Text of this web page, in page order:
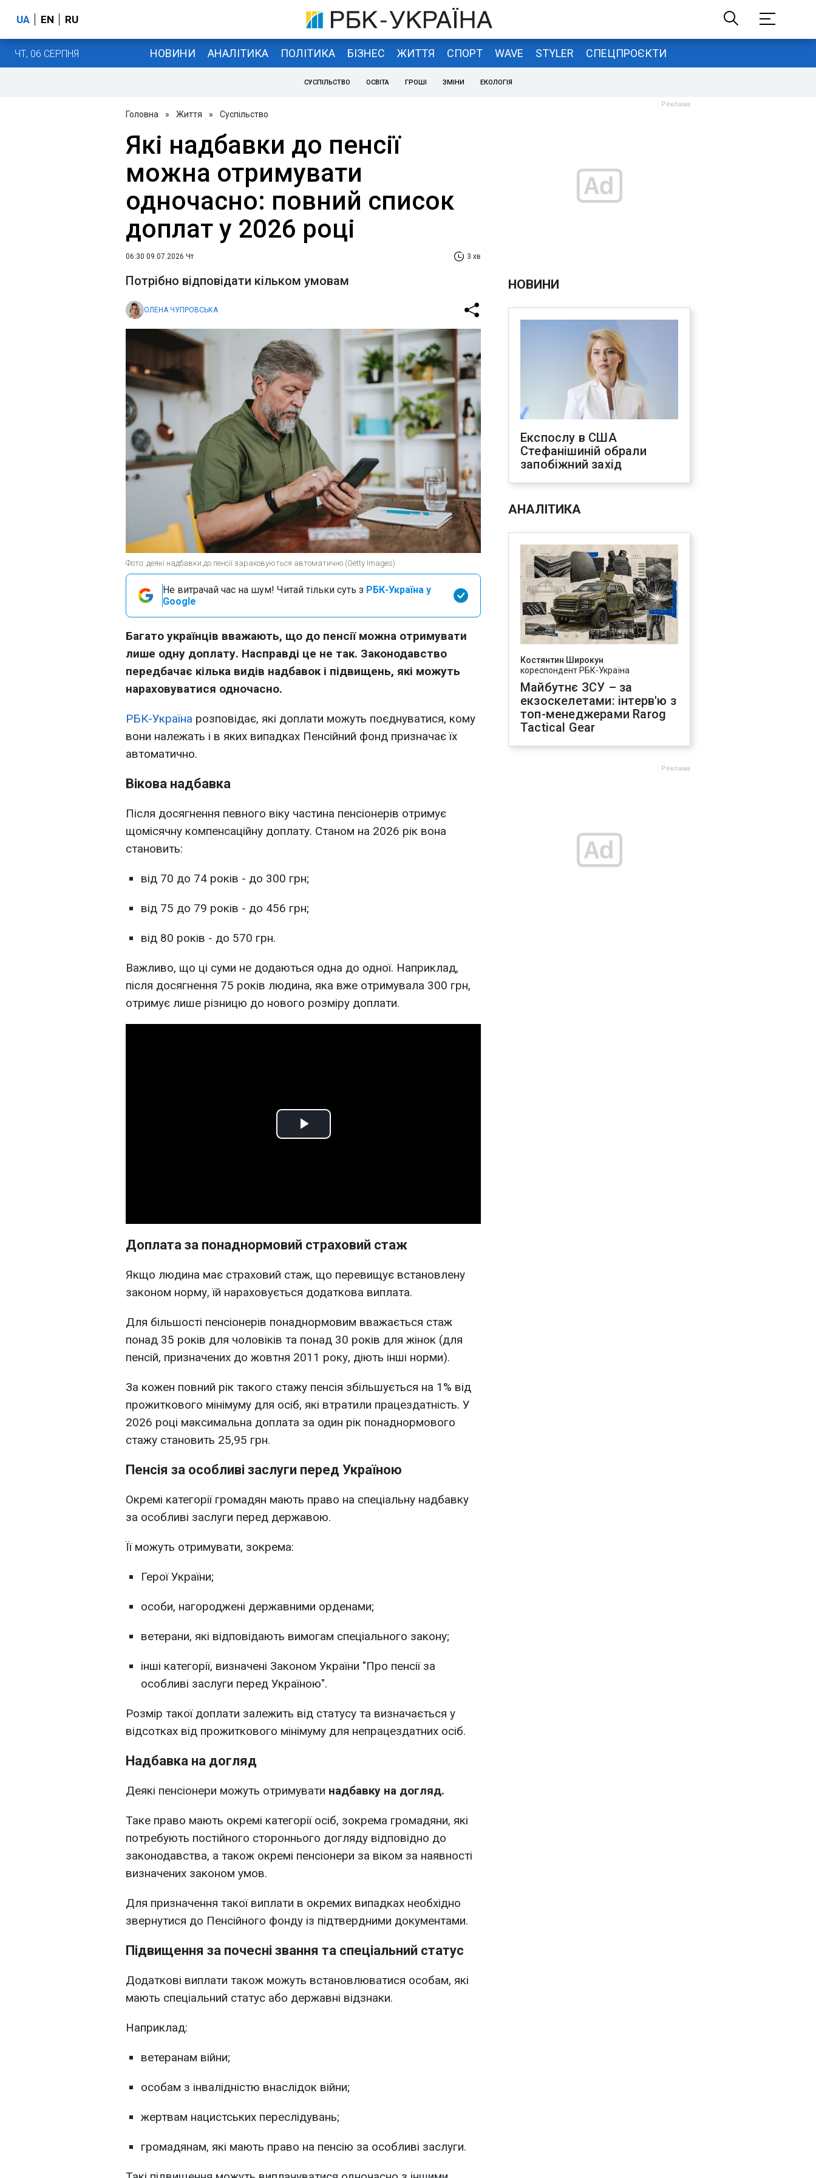
UA EN RU
ЧТ, 06 СЕРПНЯ НОВИНИ АНАЛІТИКА ПОЛІТИКА БІЗНЕС ЖИТТЯ СПОРТ WAVE STYLER СПЕЦПРОЄКТИ
СУСПІЛЬСТВО ОСВІТА ГРОШІ ЗМІНИ ЕКОЛОГІЯ
Головна » Життя » Суспільство
Які надбавки до пенсії
можна отримувати
одночасно: повний список
доплат у 2026 році
06:30 09.07.2026 Чт 3 хв
Потрібно відповідати кільком умовам
ОЛЕНА ЧУПРОВСЬКА
Фото: деякі надбавки до пенсії зараховуються автоматично (Getty Images)
Не витрачай час на шум! Читай тільки суть з РБК-Україна у
Google
Багато українців вважають, що до пенсії можна отримувати
лише одну доплату. Насправді це не так. Законодавство
передбачає кілька видів надбавок і підвищень, які можуть
нараховуватися одночасно.
РБК-Україна розповідає, які доплати можуть поєднуватися, кому
вони належать і в яких випадках Пенсійний фонд призначає їх
автоматично.
Вікова надбавка
Після досягнення певного віку частина пенсіонерів отримує
щомісячну компенсаційну доплату. Станом на 2026 рік вона
становить:
від 70 до 74 років - до 300 грн;
від 75 до 79 років - до 456 грн;
від 80 років - до 570 грн.
Важливо, що ці суми не додаються одна до одної. Наприклад,
після досягнення 75 років людина, яка вже отримувала 300 грн,
отримує лише різницю до нового розміру доплати.
Play
Доплата за понаднормовий страховий стаж
Якщо людина має страховий стаж, що перевищує встановлену
законом норму, їй нараховується додаткова виплата.
Для більшості пенсіонерів понаднормовим вважається стаж
понад 35 років для чоловіків та понад 30 років для жінок (для
пенсій, призначених до жовтня 2011 року, діють інші норми).
За кожен повний рік такого стажу пенсія збільшується на 1% від
прожиткового мінімуму для осіб, які втратили працездатність. У
2026 році максимальна доплата за один рік понаднормового
стажу становить 25,95 грн.
Пенсія за особливі заслуги перед Україною
Окремі категорії громадян мають право на спеціальну надбавку
за особливі заслуги перед державою.
Її можуть отримувати, зокрема:
Герої України;
особи, нагороджені державними орденами;
ветерани, які відповідають вимогам спеціального закону;
інші категорії, визначені Законом України "Про пенсії за
особливі заслуги перед Україною".
Розмір такої доплати залежить від статусу та визначається у
відсотках від прожиткового мінімуму для непрацездатних осіб.
Надбавка на догляд
Деякі пенсіонери можуть отримувати надбавку на догляд.
Таке право мають окремі категорії осіб, зокрема громадяни, які
потребують постійного стороннього догляду відповідно до
законодавства, а також окремі пенсіонери за віком за наявності
визначених законом умов.
Для призначення такої виплати в окремих випадках необхідно
звернутися до Пенсійного фонду із підтвердними документами.
Підвищення за почесні звання та спеціальний статус
Додаткові виплати також можуть встановлюватися особам, які
мають спеціальний статус або державні відзнаки.
Наприклад:
ветеранам війни;
особам з інвалідністю внаслідок війни;
жертвам нацистських переслідувань;
громадянам, які мають право на пенсію за особливі заслуги.
НОВИНИ
Експослу в США
Стефанішиній обрали
запобіжний захід
АНАЛІТИКА
Костянтин Широкун
кореспондент РБК-Україна
Майбутнє ЗСУ – за
екзоскелетами: інтерв'ю з
топ-менеджерами Rarog
Tactical Gear